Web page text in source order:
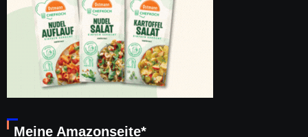
Meine Amazonseite*